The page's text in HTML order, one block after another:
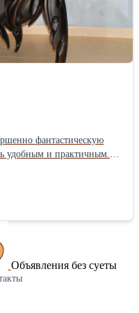
фантастическую
удобным и практичным.
и по форме
умелым рукам мастера,
ясеня,
А в целом, кресло
внесет в интерьер нотки
спинка покрыты кожей и
Объявления без суеты